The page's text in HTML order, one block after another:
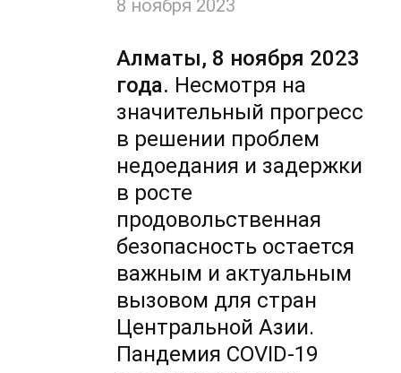
8 ноября 2023
Алматы, 8 ноября 2023
года. Несмотря на
значительный прогресс
в решении проблем
недоедания и задержки
в росте
продовольственная
безопасность остается
важным и актуальным
вызовом для стран
Центральной Азии.
Пандемия COVID-19